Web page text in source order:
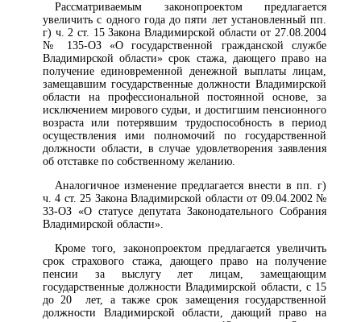
Рассматриваемым законопроектом предлагается
увеличить с одного года до пяти лет установленный пп.
г) ч. 2 ст. 15 Закона Владимирской области от 27.08.2004
№ 135-ОЗ «О государственной гражданской службе
Владимирской области» срок стажа, дающего право на
получение единовременной денежной выплаты лицам,
замещавшим государственные должности Владимирской
области на профессиональной постоянной основе, за
исключением мирового судьи, и достигшим пенсионного
возраста или потерявшим трудоспособность в период
осуществления ими полномочий по государственной
должности области, в случае удовлетворения заявления
об отставке по собственному желанию.
Аналогичное изменение предлагается внести в пп. г)
ч. 4 ст. 25 Закона Владимирской области от 09.04.2002 №
33-ОЗ «О статусе депутата Законодательного Собрания
Владимирской области».
Кроме того, законопроектом предлагается увеличить
срок страхового стажа, дающего право на получение
пенсии за выслугу лет лицам, замещающим
государственные должности Владимирской области, с 15
до 20 лет, а также срок замещения государственной
должности Владимирской области, дающий право на